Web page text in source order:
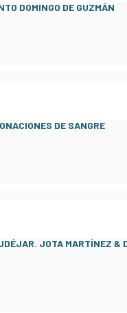
DOMINGO DE GUZMÁN
DE SANGRE
JOTA MARTÍNEZ &